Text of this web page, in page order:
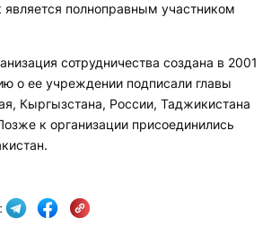
полноправным участником
сотрудничества создана в 2001
о ее учреждении подписали главы
Кыргызстана, России, Таджикистана
к организации присоединились